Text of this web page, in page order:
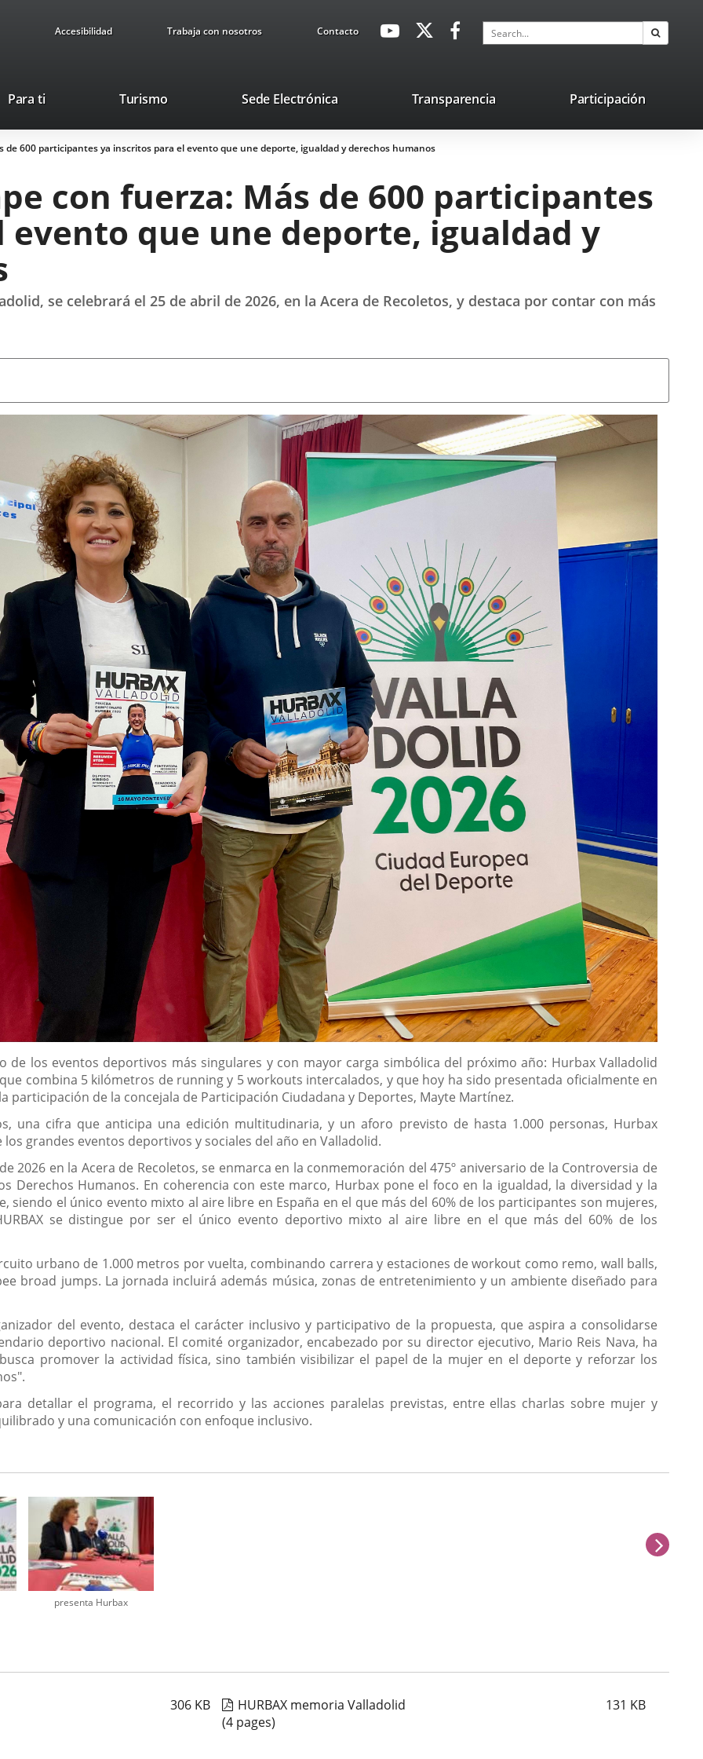
Accesibilidad Trabaja con nosotros ContactoavaHeaderSocial
Link
Link
application.
application.
Search
Para ti TurismoThis
will
open
pop-
window.
Sede ElectrónicaLink
external
application.
Transparencia Participación
de 600 participantes ya inscritos para el evento que une deporte, igualdad y derechos humanos
con fuerza: Más de 600 participantes
que une deporte, igualdad y
se celebrará el 25 de abril de 2026, en la Acera de Recoletos, y destaca por contar con más
de los eventos deportivos más singulares y con mayor carga simbólica del próximo año: Hurbax Valladolid
combina 5 kilómetros de running y 5 workouts intercalados, y que hoy ha sido presentada oficialmente en
participación de la concejala de Participación Ciudadana y Deportes, Mayte Martínez.
una cifra que anticipa una edición multitudinaria, y un aforo previsto de hasta 1.000 personas, Hurbax
grandes eventos deportivos y sociales del año en Valladolid.
2026 en la Acera de Recoletos, se enmarca en la conmemoración del 475º aniversario de la Controversia de
Derechos Humanos. En coherencia con este marco, Hurbax pone el foco en la igualdad, la diversidad y la
siendo el único evento mixto al aire libre en España en el que más del 60% de los participantes son mujeres,
se distingue por ser el único evento deportivo mixto al aire libre en el que más del 60% de los
urbano de 1.000 metros por vuelta, combinando carrera y estaciones de workout como remo, wall balls,
broad jumps. La jornada incluirá además música, zonas de entretenimiento y un ambiente diseñado para
del evento, destaca el carácter inclusivo y participativo de la propuesta, que aspira a consolidarse
deportivo nacional. El comité organizador, encabezado por su director ejecutivo, Mario Reis Nava, ha
promover la actividad física, sino también visibilizar el papel de la mujer en el deporte y reforzar los
detallar el programa, el recorrido y las acciones paralelas previstas, entre ellas charlas sobre mujer y
y una comunicación con enfoque inclusivo.
presenta Hurbax
next
306 KB
HURBAX memoria Valladolid 131 KB
(4 pages)